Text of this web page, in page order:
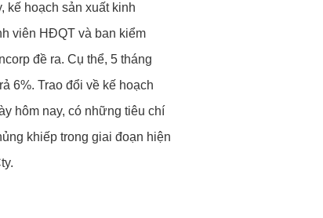
kế hoạch sản xuất kinh
viên HĐQT và ban kiểm
đề ra. Cụ thể, 5 tháng
6%. Trao đổi về kế hoạch
hôm nay, có những tiêu chí
khiếp trong giai đoạn hiện